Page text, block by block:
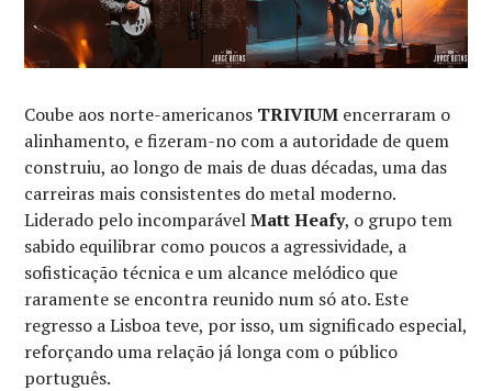
Coube aos norte-americanos TRIVIUM encerraram o
alinhamento, e fizeram-no com a autoridade de quem
construiu, ao longo de mais de duas décadas, uma das
carreiras mais consistentes do metal moderno.
Liderado pelo incomparávelMatt Heafy, o grupo tem
sabido equilibrar como poucos a agressividade, a
sofisticação técnica e um alcance melódico que
raramente se encontra reunido num só ato. Este
regresso a Lisboa teve, por isso, um significado especial,
reforçando uma relação já longa com o público
português.